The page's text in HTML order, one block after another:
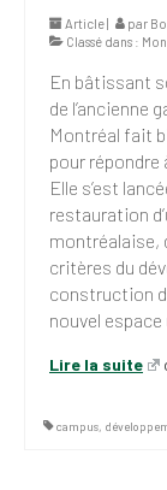
Article | par
Classé dans :
En bâtissant
de l’ancienne
Montréal fait
pour répondre
Elle s’est
restauration
montréalaise,
critères du
construction
nouvel espace
Lire la suite
campus,